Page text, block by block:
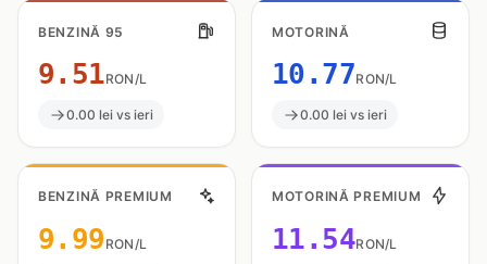
BENZINĂ 95
9.51RON/L
0.00 lei vs ieri
MOTORINĂ
10.77RON/L
0.00 lei vs ieri
BENZINĂ PREMIUM
9.99 RON/L
MOTORINĂ PREMIUM
11.54RON/L